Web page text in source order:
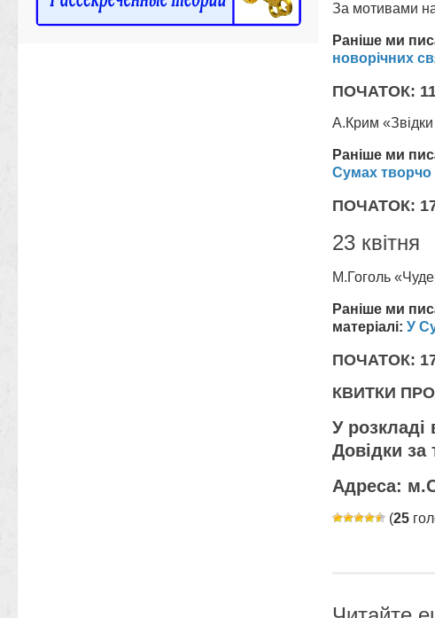
За мотивами
Раніше ми
новорічних
ПОЧАТОК:
А.Крим
Раніше ми
Сумах творчо
ПОЧАТОК:
23 квітня
М.Гоголь
Раніше ми
матеріалі: У
ПОЧАТОК:
КВИТКИ
У розкладі
Довідки
Адреса:
(25